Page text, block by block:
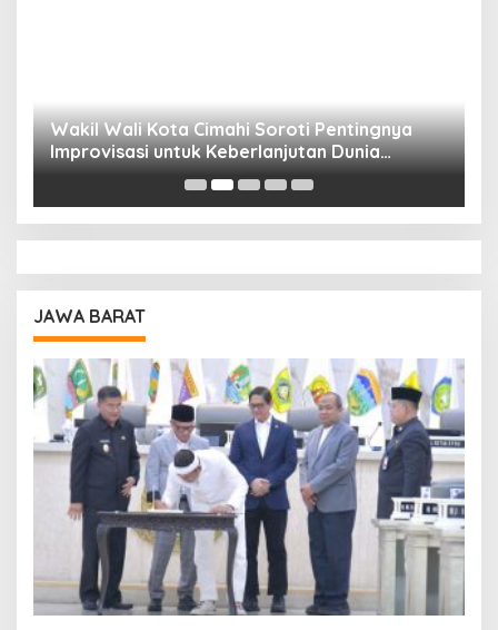
Wakil Wali Kota Cimahi Soroti Pentingnya
Improvisasi untuk Keberlanjutan Dunia
Pendidikan
JAWA BARAT